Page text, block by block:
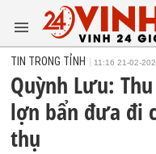
TIN TRONG TỈNH 11:16 21-02-
Quỳnh Lưu:
lợn bẩn đưa đi
thụ